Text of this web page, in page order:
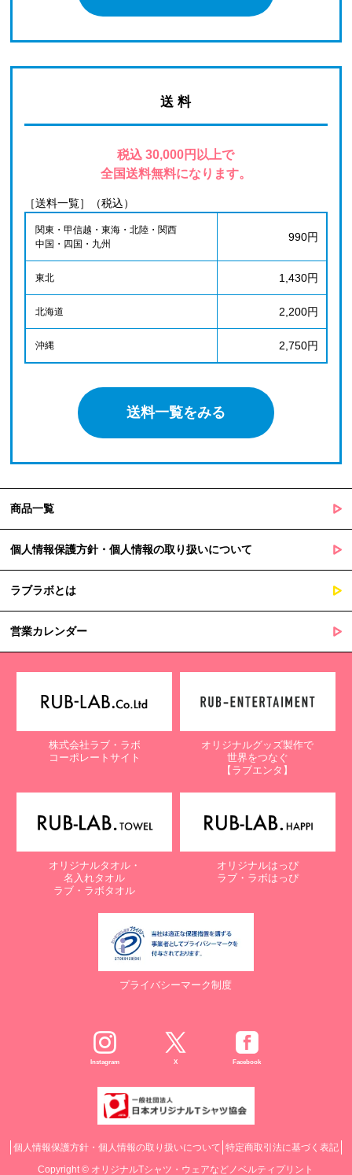
送 料
税込 30,000円以上で
全国送料無料になります。
［送料一覧］（税込）
関東・甲信越・東海・北陸・関西
中国・四国・九州
990円
東北 1,430円
北海道 2,200円
沖縄 2,750円
送料一覧をみる
商品一覧
個人情報保護方針・個人情報の取り扱いについて
ラブラボとは
営業カレンダー
株式会社ラブ・ラボ
コーポレートサイト
オリジナルグッズ製作で
世界をつなぐ
【ラブエンタ】
オリジナルタオル・
名入れタオル
ラブ・ラボタオル
オリジナルはっぴ
ラブ・ラボはっぴ
プライバシーマーク制度
Instagram X Facebook
個人情報保護方針・個人情報の取り扱いについて 特定商取引法に基づく表記
Copyright © オリジナルTシャツ・ウェアなどノベルティプリント